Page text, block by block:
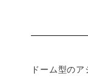
ドーム型のア